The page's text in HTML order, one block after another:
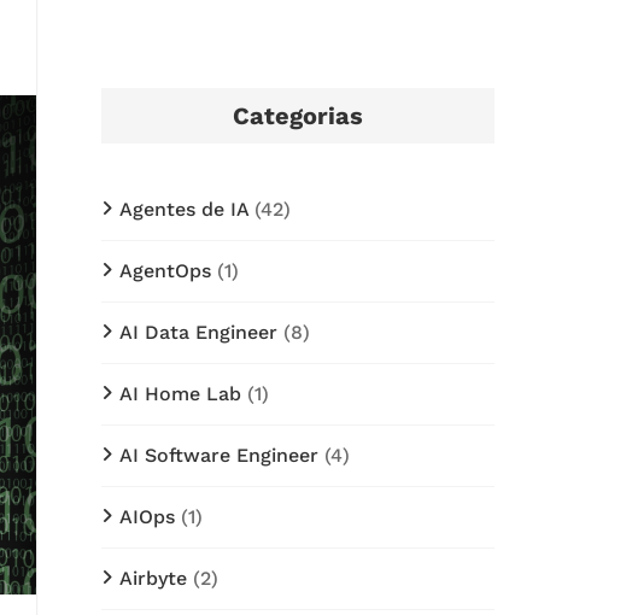
Categorias
Agentes de IA(42)
AgentOps (1)
AI Data Engineer (8)
AI Home Lab (1)
AI Software Engineer (4)
AIOps (1)
Airbyte (2)